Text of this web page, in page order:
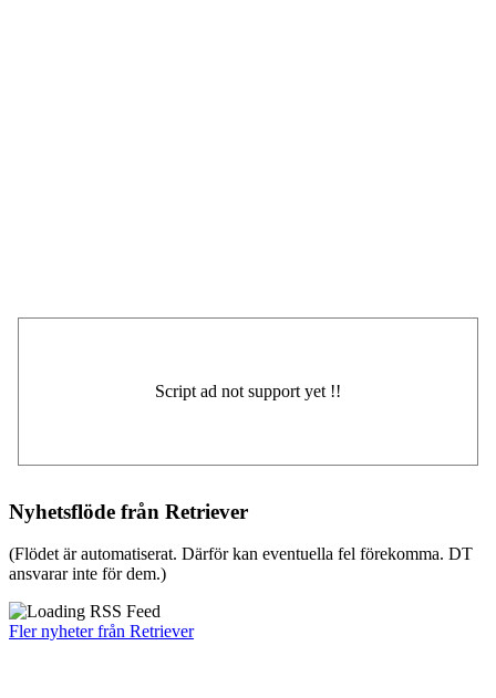
Nyhetsflöde från Retriever
(Flödet är automatiserat. Därför kan eventuella fel förekomma. DT
ansvarar inte för dem.)
Fler nyheter från Retriever